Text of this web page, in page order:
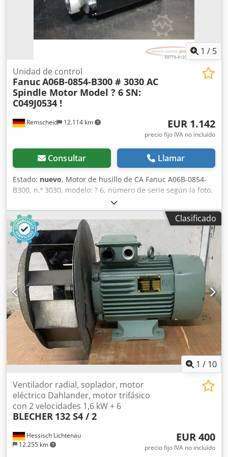
Carga útil: 18.100 kg MMA: 32.000 kg Peso máximo
remolcable: 50.000 kg Cjdpfx Aozid S Hjkbjrf Funcionalidad
Carrocería extensible: Sí Identificación Matrícula: BB-869-D
= Información de la empresa = Datos bancarios: Cuenta
Rabobank: 39.33.10.655 IBAN: NL73RABO0393310655
Código SWIFT: RABONL2U - ¡Verifique siempre nuestros
datos bancarios antes de realizar cualquier transacción! -
No se reservan vehículos sin un depósito. - Nos
reservamos el derecho a errores de escritura y descripción
en todos los vehículos ofertados.
1 / 5
Remscheid 12.114 km
Unidad de control
FanucA06B-0854-B300 # 3030 AC
Spindle Motor Model ? 6 SN:
C049J0534 !
EUR 1.142
precio fijo IVA no incluído
Consultar Llamar
Estado: nuevo, Motor de husillo de CA Fanuc A06B-0854-
B300, n.º 3030, modelo: ? 6, número de serie según la foto,
sin usar, 100 % funcional (falta la cubierta del ventilador).
El alcance del suministro se muestra en las fotos.
ATENCIÓN: ¡Solicite el coste del embalaje y el envío por
separado! Crodei D H N Djpfx Akbjf
Clasificado
1 / 10
Hessisch Lichtenau
12.255 km
Ventilador radial, soplador, motor
eléctrico Dahlander, motor trifásico
con 2 velocidades 1,6 kW + 6
BLECHER 132 S4 / 2
EUR 400
precio fijo IVA no incluído